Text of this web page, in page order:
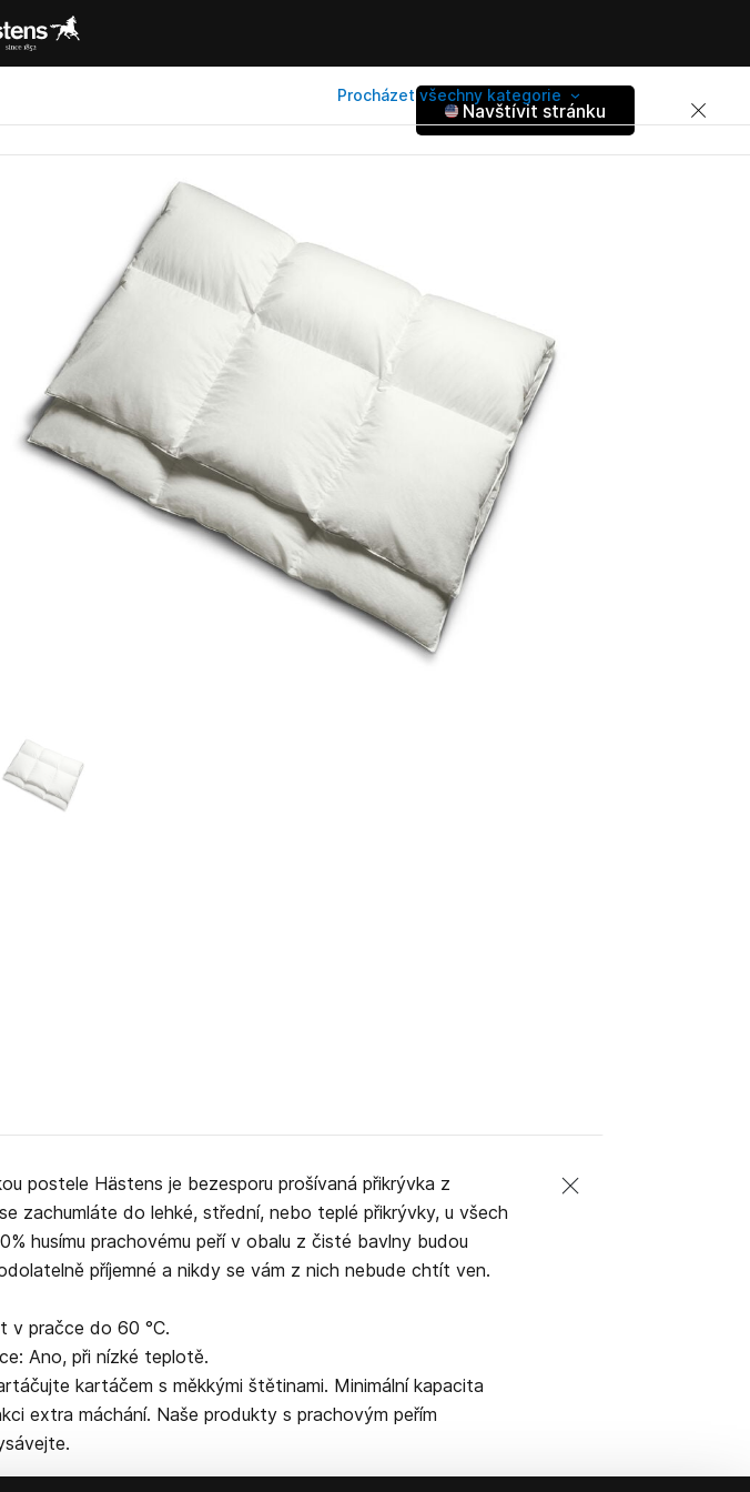
Procházet všechny kategorie
Navštívit stránku
postele Hästens je bezesporu prošívaná přikrývka z
zachumláte do lehké, střední, nebo teplé přikrývky, u všech
husímu prachovému peří v obalu z čisté bavlny budou
příjemné a nikdy se vám z nich nebude chtít ven.
v pračce do 60 °C.
Ano, při nízké teplotě.
kartáčem s měkkými štětinami. Minimální kapacita
extra máchání. Naše produkty s prachovým peřím